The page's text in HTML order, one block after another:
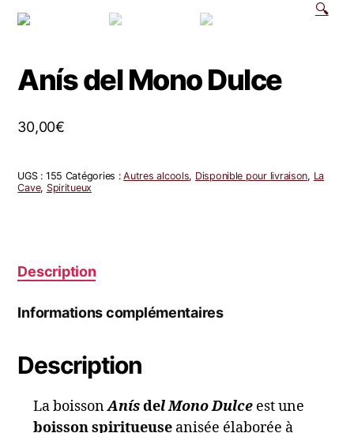
🔍
Anís del Mono Dulce
30,00€
UGS : 155 Catégories :Autres alcools, Disponible pour livraison, La
Cave, Spiritueux
Description
Informations complémentaires
Description
La boissonAnísdel Mono Dulce est une
boisson spiritueuse anisée élaborée à